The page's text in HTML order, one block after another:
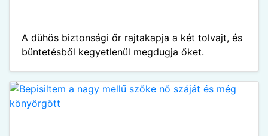
A dühös biztonsági őr rajtakapja a két tolvajt, és
büntetésből kegyetlenül megdugja őket.